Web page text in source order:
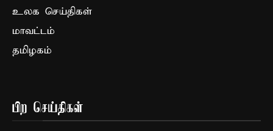
உலக செய்திகள்
மாவட்டம்
தமிழகம்
பிற செய்திகள்